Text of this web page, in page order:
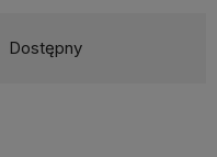
Dostępny